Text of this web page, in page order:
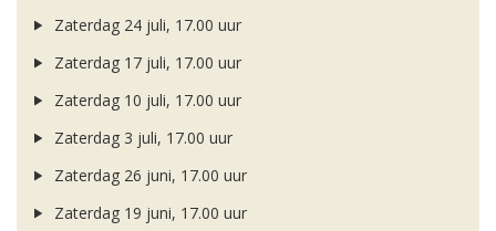
Zaterdag 24 juli, 17.00 uur
Zaterdag 17 juli, 17.00 uur
Zaterdag 10 juli, 17.00 uur
Zaterdag 3 juli, 17.00 uur
Zaterdag 26 juni, 17.00 uur
Zaterdag 19 juni, 17.00 uur